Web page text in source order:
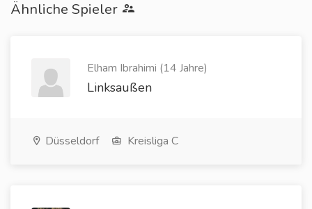
Ähnliche Spieler
Elham Ibrahimi (14 Jahre)
Linksaußen
Düsseldorf Kreisliga C